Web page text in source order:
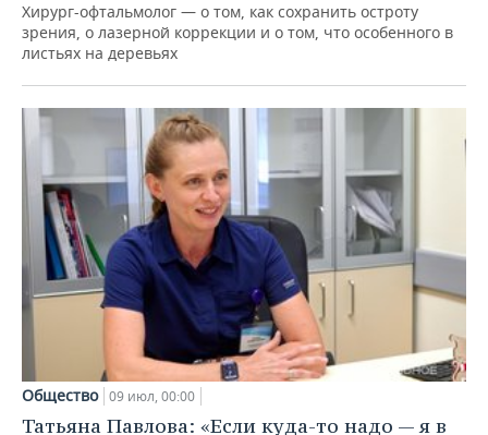
Хирург-офтальмолог — о том, как сохранить остроту
зрения, о лазерной коррекции и о том, что особенного в
листьях на деревьях
Общество 09 июл, 00:00
Татьяна Павлова: «Если куда-то надо — я в